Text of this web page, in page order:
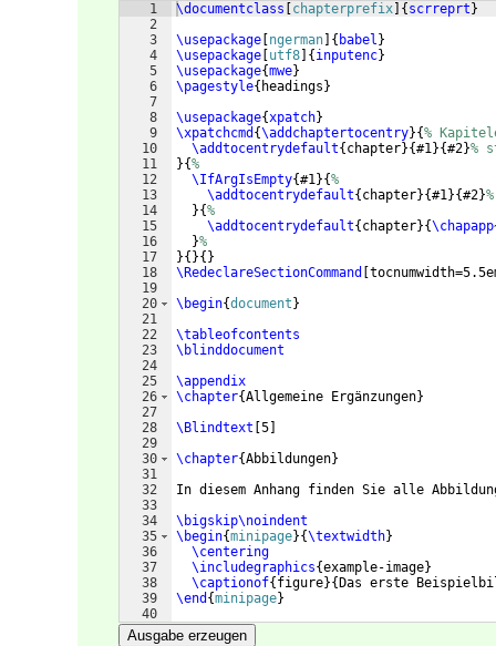
1
2
3
4
5
6
7
8
9
10
11
12
13
14
15
16
17
18
19
20
21
22
23
24
25
26
27
28
29
30
31
32
33
34
35
36
37
38
39
40
41
\documentclass chapterprefix { scrreprt }
\usepackage ngerman { babel }
\usepackage utf8 { inputenc}
\usepackage{mwe}
\pagestyle{ headings }
\usepackage{xpatch}
\xpatchcmd {\addchaptertocentry}{%
\addtocentrydefault{ chapter}{#1}{#2}%
}{%
\IfArgIsEmpty{#1}{%
\addtocentrydefault{ chapter}{#1}{#2}%
}{%
\addtocentrydefault{ chapter}{\chapapp
}%
}{ }{ }
\RedeclareSectionCommand
\begin{document }
\tableofcontents
\blinddocument
\appendix
\chapter{Allgemeine Ergänzungen}
\Blindtext 5
\chapter{Abbildungen}
In diesem Anhang finden Sie alle
\bigskip\noindent
\begin{minipage}{\textwidth}
\centering
\includegraphics{example-image}
\captionof{ figure}{ Das erste
\end {minipage}
\bigskip\noindent
Ausgabe erzeugen